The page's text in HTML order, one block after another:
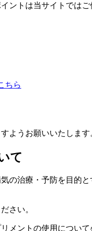
ントは当サイトではご
ちら
うお願いいたします
て
の治療・予防を目的
さい。
メントの使用につい